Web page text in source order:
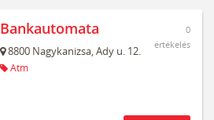
Bankautomata
8800 Nagykanizsa,Ady u. 12.
Atm
0
értékelés